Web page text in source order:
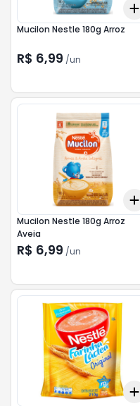
Add
Mucilon Nestle 180g Arroz
R$ 6,99 /un
Add
Mucilon Nestle 180g Arroz
Aveia
R$ 6,99 /un
Add